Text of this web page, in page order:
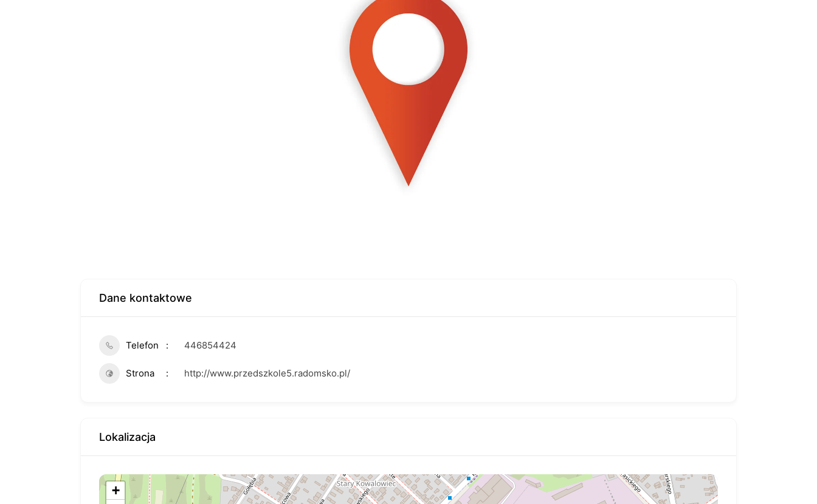
Dane kontaktowe
Telefon 446854424
Strona http://www.przedszkole5.radomsko.pl/
Lokalizacja
+